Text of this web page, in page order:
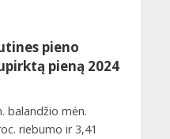
pieno
pieną 2024
balandžio mėn.
riebumo ir 3,41